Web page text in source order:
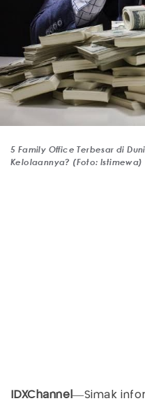
5 Family Office Terbesar di
Kelolaannya? (Foto: Istimewa)
IDXChannel—Simak